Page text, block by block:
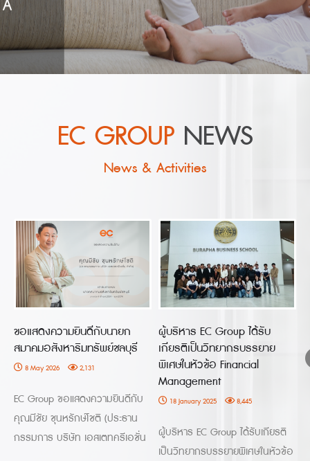
EC GROUPNEWS
News & Activities
ขอแสดงความยินดีกับนายก
สมาคมอสังหาริมทรัพย์ชลบุรี
8 May 2026 2,131
EC Group ขอแสดงความยินดีกับ
คุณมีชัย ชุนหรักษ์โชติ (ประธาน
กรรมการ บริษัท เอสเตทครีเอชั่น
ผู้บริหาร EC Group ได้รับ
เกียรติเป็นวิทยากรบรรยาย
พิเศษในหัวข้อ Financial
Management
18 January 2025 8,445
ผู้บริหาร EC Group ได้รับเกียรติ
เป็นวิทยากรบรรยายพิเศษในหัวข้อ